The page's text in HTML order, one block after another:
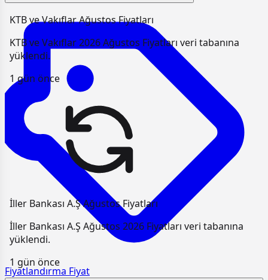
Fiyatlandırma Fiyat
KTB ve Vakıflar Ağustos Fiyatları
KTB ve Vakıflar 2026 Ağustos Fiyatları veri tabanına
yüklendi.
1 gün önce
İller Bankası A.Ş Ağustos Fiyatları
İller Bankası A.Ş Ağustos 2026 Fiyatları veri tabanına
yüklendi.
1 gün önce